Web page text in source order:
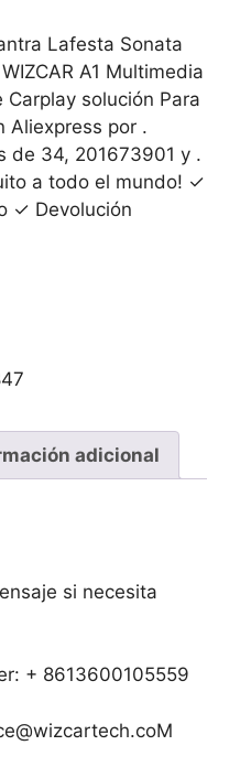
Lafesta Sonata
A1 Multimedia
solución Para
Aliexpress por .
de 34, 201673901 y .
a todo el mundo! ✓
✓ Devolución
adicional
si necesita
+ 8613600105559